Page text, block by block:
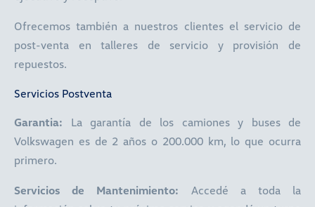
Ofrecemos también a nuestros clientes el servicio de
post-venta en talleres de servicio y provisión de
repuestos.
Servicios Postventa
Garantia: La garantía de los camiones y buses de
Volkswagen es de 2 años o 200.000 km, lo que ocurra
primero.
Servicios de Mantenimiento: Accedé a toda la